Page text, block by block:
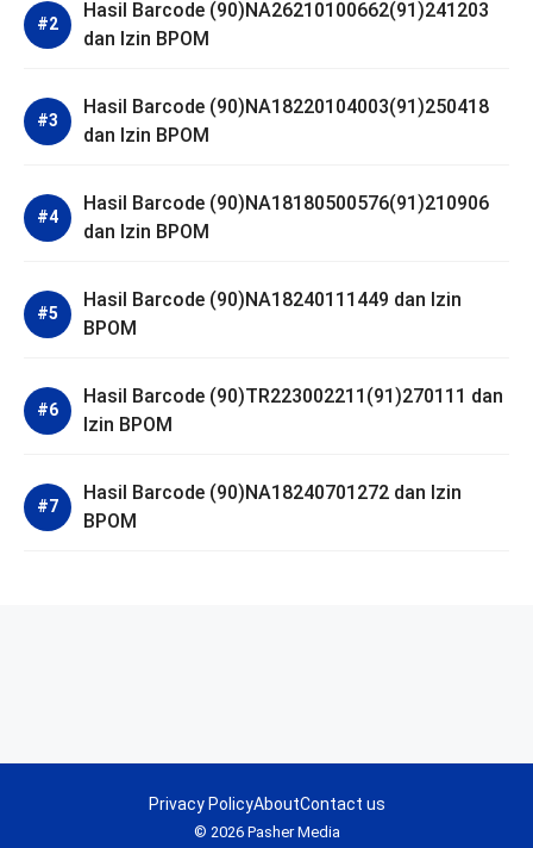
Hasil Barcode (90)NA26210100662(91)241203
dan Izin BPOM
Hasil Barcode (90)NA18220104003(91)250418
dan Izin BPOM
Hasil Barcode (90)NA18180500576(91)210906
dan Izin BPOM
Hasil Barcode (90)NA18240111449 dan Izin
BPOM
Hasil Barcode (90)TR223002211(91)270111 dan
Izin BPOM
Hasil Barcode (90)NA18240701272 dan Izin
BPOM
© 2026 Pasher Media
Privacy PolicyAboutContact us